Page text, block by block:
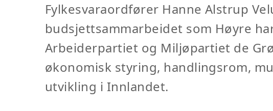
Fylkesvaraordfører Hanne Alstrup
budsjettsammarbeidet som Høyre
Arbeiderpartiet og Miljøpartiet de
økonomisk styring, handlingsrom,
utvikling i Innlandet.